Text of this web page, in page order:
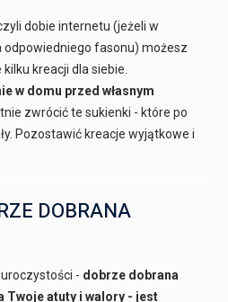
dobie internetu (jeżeli w
odpowiedniego fasonu) możesz
kreacji dla siebie.
w domu przed własnym
zwrócić te sukienki - które po
Pozostawić kreacje wyjątkowe i
DOBRANA
- dobrze dobrana
Twoje atuty i walory - jest